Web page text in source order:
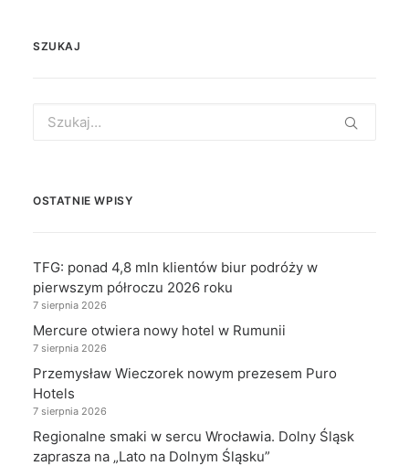
SZUKAJ
for:
OSTATNIE WPISY
TFG: ponad 4,8 mln klientów biur podróży w
pierwszym półroczu 2026 roku
7 sierpnia 2026
Mercure otwiera nowy hotel w Rumunii
7 sierpnia 2026
Przemysław Wieczorek nowym prezesem Puro
Hotels
7 sierpnia 2026
Regionalne smaki w sercu Wrocławia. Dolny Śląsk
zaprasza na „Lato na Dolnym Śląsku”